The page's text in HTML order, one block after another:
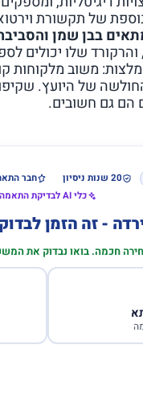
של תקשורת
בבן שמן
שלו יכולים
משוב מלקוחות
של היועץ.
הם גם חשובים.
20 שנות ניסיון חבר
כלי AI לבדיקת התאמה
- זה הזמן
חכמה. בואו נבדוק את